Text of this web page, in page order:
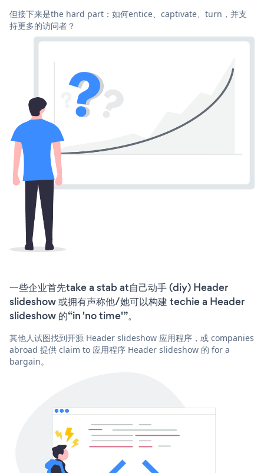
但接下来是the hard part：如何entice、captivate、turn，并支
持更多的访问者？
一些企业首先take a stab at自己动手 (diy) Header
slideshow 或拥有声称他/她可以构建 techie a Header
slideshow 的“in 'no time'”。
其他人试图找到开源 Header slideshow 应用程序，或 companies
abroad 提供 claim to 应用程序 Header slideshow 的 for a
bargain。